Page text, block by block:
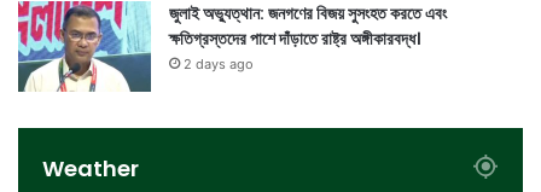
জুলাই অভ্যুত্থান: জনগণের বিজয় সুসংহত করতে এবং
ক্ষতিগ্রস্তদের পাশে দাঁড়াতে রাষ্ট্র অঙ্গীকারবদ্ধ।
2 days ago
Weather